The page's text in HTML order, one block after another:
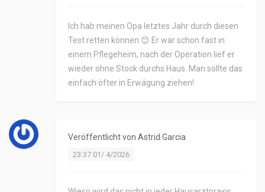
Ich hab meinen Opa letztes Jahr durch diesen
Test retten können 😊 Er war schon fast in
einem Pflegeheim, nach der Operation lief er
wieder ohne Stock durchs Haus. Man sollte das
einfach öfter in Erwägung ziehen!
Veröffentlicht von Astrid Garcia
23:37 01/ 4/2026